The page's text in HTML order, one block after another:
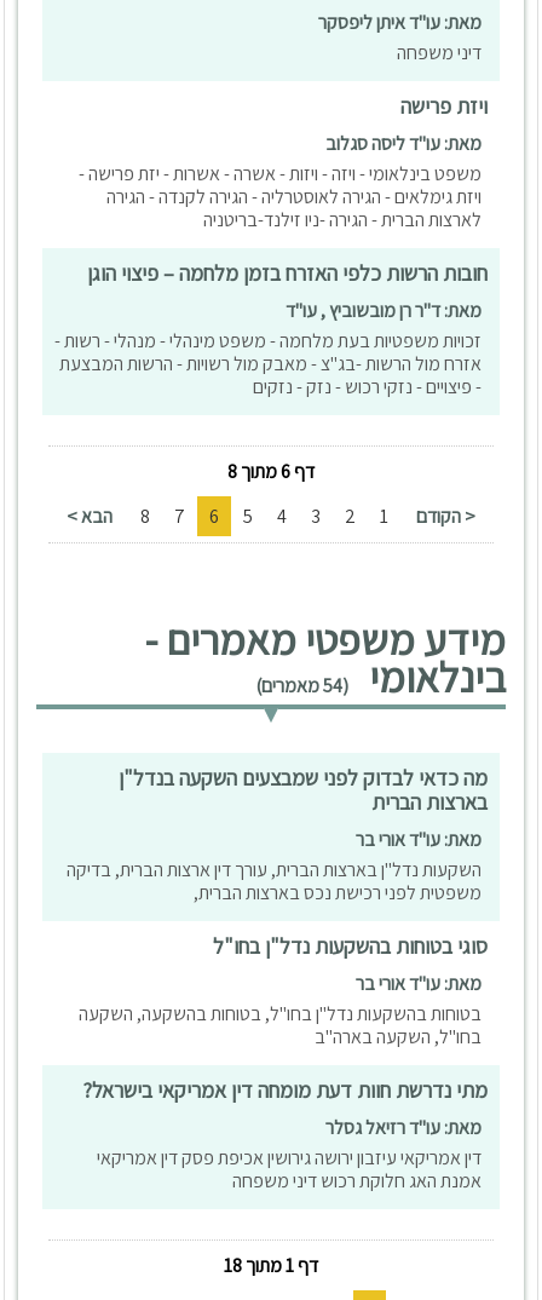
מאת: עו"ד איתן ליפסקר
דיני משפחה
ויזת פרישה
מאת: עו"ד ליסה סגלוב
משפט בינלאומי - ויזה - ויזות - אשרה - אשרות - יזת פרישה -
ויזת גימלאים - הגירה לאוסטרליה - הגירה לקנדה - הגירה
לארצות הברית - הגירה -ניו זילנד-בריטניה
חובות הרשות כלפי האזרח בזמן מלחמה – פיצוי הוגן
מאת: ד"ר רן מובשוביץ , עו"ד
זכויות משפטיות בעת מלחמה - משפט מינהלי - מנהלי - רשות -
אזרח מול הרשות -בג"צ - מאבק מול רשויות - הרשות המבצעת
- פיצויים - נזקי רכוש - נזק - נזקים
דף 6 מתוך 8
< הקודם
1
2
3
4
5
6
7
8 הבא >
מידע משפטי מאמרים -
בינלאומי (54 מאמרים)
מה כדאי לבדוק לפני שמבצעים השקעה בנדל"ן
בארצות הברית
מאת: עו"ד אורי בר
השקעות נדל"ן בארצות הברית, עורך דין ארצות הברית, בדיקה
משפטית לפני רכישת נכס בארצות הברית,
סוגי בטוחות בהשקעות נדל"ן בחו"ל
מאת: עו"ד אורי בר
בטוחות בהשקעות נדל"ן בחו"ל, בטוחות בהשקעה, השקעה
בחו"ל, השקעה בארה"ב
מתי נדרשת חוות דעת מומחה דין אמריקאי בישראל?
מאת: עו"ד רזיאל גסלר
דין אמריקאי עיזבון ירושה גירושין אכיפת פסק דין אמריקאי
אמנת האג חלוקת רכוש דיני משפחה
דף 1 מתוך 18